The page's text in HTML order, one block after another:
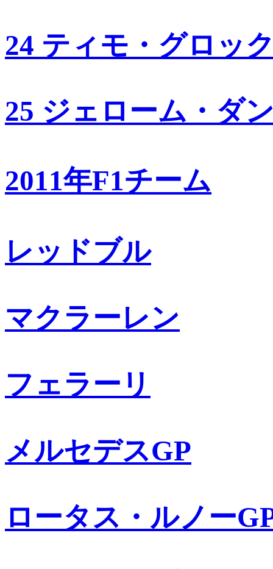
24 ティモ・グロッ
25 ジェローム・ダ
2011年F1チーム
レッドブル
マクラーレン
フェラーリ
メルセデスGP
ロータス・ルノー